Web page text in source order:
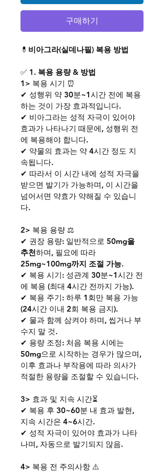
구매하기
💊 비아그라(실데나필) 복용 방법
✅ 1. 복용 용량 & 방법
1> 복용 시기 ⏰
✔ 성행위 약 30분~1시간 전에 복용
하는 것이 가장 효과적입니다.
✔ 비아그라는 성적 자극이 있어야
효과가 나타나기 때문에, 성행위 전
에 복용해야 합니다.
✔ 약물의 효과는 약 4시간 정도 지
속됩니다.
✔ 따라서 이 시간 내에 성적 자극을
받으면 발기가 가능하며, 이 시간을
넘어서면 약효가 약해질 수 있습니
다.
2> 복용 용량 ⚖️
✔ 권장 용량: 일반적으로 50mg을
추천하며, 필요에 따라
25mg~100mg까지 조절 가능.
✔ 복용 시기: 성관계 30분~1시간 전
에 복용 (최대 4시간 전까지 가능).
✔ 복용 주기: 하루 1회만 복용 가능
(24시간 이내 2회 복용 금지).
✔ 물과 함께 삼켜야 하며, 씹거나 부
수지 말 것.
✔ 용량 조정: 처음 복용 시에는
50mg으로 시작하는 경우가 많으며,
이후 효과나 부작용에 따라 의사가
적절한 용량을 조절할 수 있습니다.
3> 효과 및 지속 시간⏳
✔ 복용 후 30~60분 내 효과 발현,
지속 시간은 4~6시간.
✔ 성적 자극이 있어야 효과가 나타
나며, 자동으로 발기되지 않음.
4> 복용 전 주의사항 ⚠️